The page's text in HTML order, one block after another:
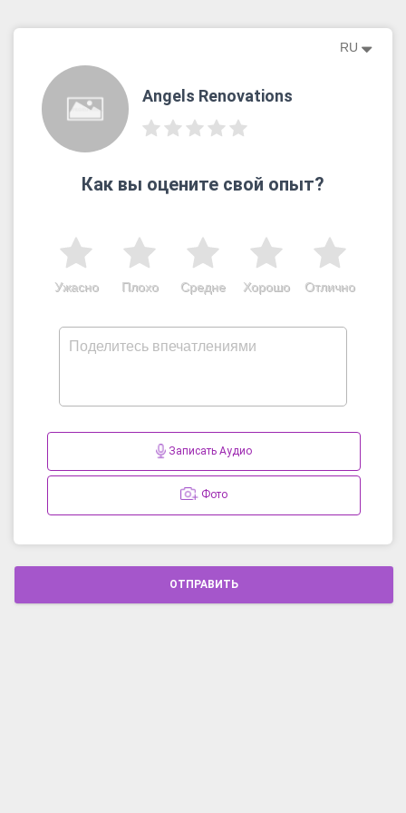
RU
Angels Renovations
Как вы оцените свой опыт?
Отлично
Хорошо
Средне
Плохо
Ужасно
Записать Аудио
Фото
ОТПРАВИТЬ